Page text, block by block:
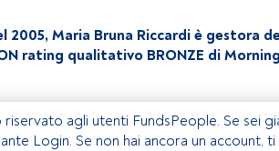
2005, Maria Bruna Riccardi è gestora
rating qualitativo BRONZE di
agli utenti FundsPeople. Se sei
Login. Se non hai ancora un account, ti